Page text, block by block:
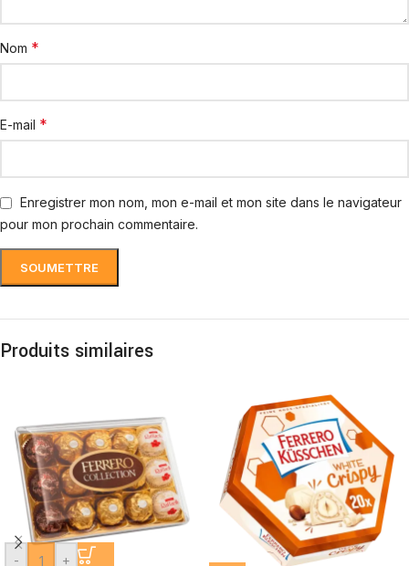
Nom *
E-mail *
Enregistrer mon nom, mon e-mail et mon site dans le navigateur
pour mon prochain commentaire.
Produits similaires
- +